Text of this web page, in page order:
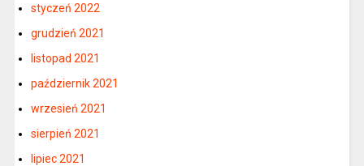
styczeń 2022
grudzień 2021
listopad 2021
październik 2021
wrzesień 2021
sierpień 2021
lipiec 2021